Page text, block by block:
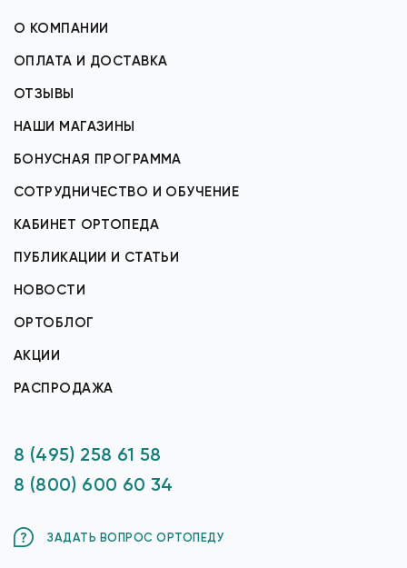
О КОМПАНИИ
ОПЛАТА И ДОСТАВКА
ОТЗЫВЫ
НАШИ МАГАЗИНЫ
БОНУСНАЯ ПРОГРАММА
СОТРУДНИЧЕСТВО И ОБУЧЕНИЕ
КАБИНЕТ ОРТОПЕДА
ПУБЛИКАЦИИ И СТАТЬИ
НОВОСТИ
ОРТОБЛОГ
АКЦИИ
РАСПРОДАЖА
8 (495) 258 61 58
8 (800) 600 60 34
ЗАДАТЬ ВОПРОС ОРТОПЕДУ